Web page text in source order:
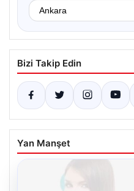
Bizi Takip Edin
Yan Manşet